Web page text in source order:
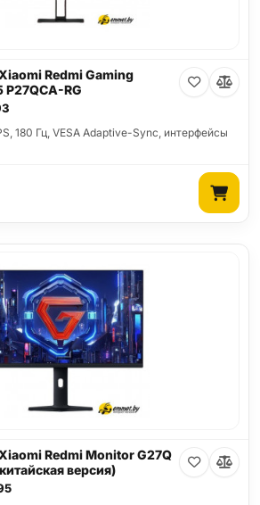
Redmi Gaming
RG
180 Гц, VESA Adaptive-Sync, интерфейсы
Redmi Monitor G27Q
версия)